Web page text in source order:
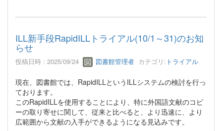
ILL新手段RapidILLトライアル(10/1～31)のお知
らせ
投稿日時 : 2025/09/24 図書館管理者 カテゴリ: トライアル
現在、図書館では、RapidILLというILLシステムの検討を行っ
ております。
このRapidILLを使用することにより、特に外国語文献のコピ
ーの取り寄せに関して、従来と比べると、より迅速に、より
広範囲から文献の入手ができるようになる見込みです。